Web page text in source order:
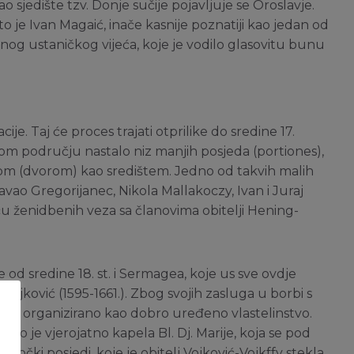
sjedište tzv. Donje sučije pojavljuje se Oroslavje.
je Ivan Magaić, inače kasnije poznatiji kao jedan od
ustaničkog vijeća, koje je vodilo glasovitu bunu
Taj će proces trajati otprilike do sredine 17.
području nastalo niz manjih posjeda (portiones),
(dvorom) kao središtem. Jedno od takvih malih
Gregorijanec, Nikola Mallakoczy, Ivan i Juraj
ženidbenih veza sa članovima obitelji Hening-
sredine 18. st. i Sermagea, koje us sve ovdje
(1595-1661.). Zbog svojih zasluga u borbi s
je organizirano kao dobro uređeno vlastelinstvo.
To je vjerojatno kapela Bl. Dj. Marije, koja se pod